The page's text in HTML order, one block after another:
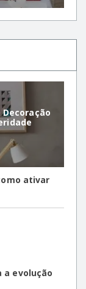
Decoração
ativar
a evolução